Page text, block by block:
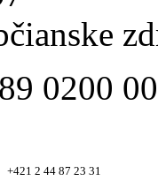
0200
+421 2 44 87 23 31